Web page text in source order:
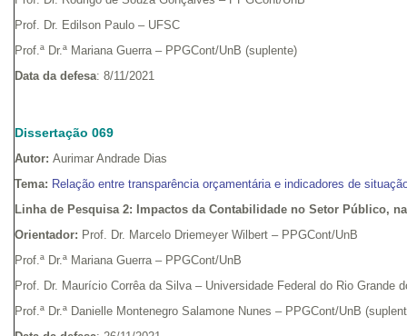
Prof. Dr. Edilson Paulo – UFSC
Prof.ª Dr.ª Mariana Guerra – PPGCont/UnB (suplente)
Data da defesa: 8/11/2021
Dissertação 069
Autor: Aurimar Andrade Dias
Tema: Relação entre transparência orçamentária e indicadores de
Linha de Pesquisa 2: Impactos da Contabilidade no Setor Público,
Orientador: Prof. Dr. Marcelo Driemeyer Wilbert – PPGCont/UnB
Prof.ª Dr.ª Mariana Guerra – PPGCont/UnB
Prof. Dr. Maurício Corrêa da Silva – Universidade Federal do Rio Grande
Prof.ª Dr.ª Danielle Montenegro Salamone Nunes – PPGCont/UnB